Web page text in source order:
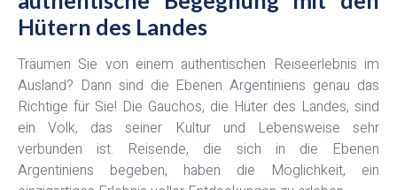
Hütern des Landes
Träumen Sie von einem authentischen Reiseerlebnis im
Ausland? Dann sind die Ebenen Argentiniens genau das
Richtige für Sie! Die Gauchos, die Hüter des Landes, sind
ein Volk, das seiner Kultur und Lebensweise sehr
verbunden ist. Reisende, die sich in die Ebenen
Argentiniens begeben, haben die Möglichkeit, ein